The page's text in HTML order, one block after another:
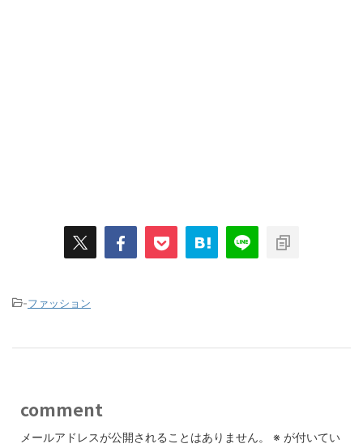
-ファッション
comment
メールアドレスが公開されることはありません。 ※ が付いてい